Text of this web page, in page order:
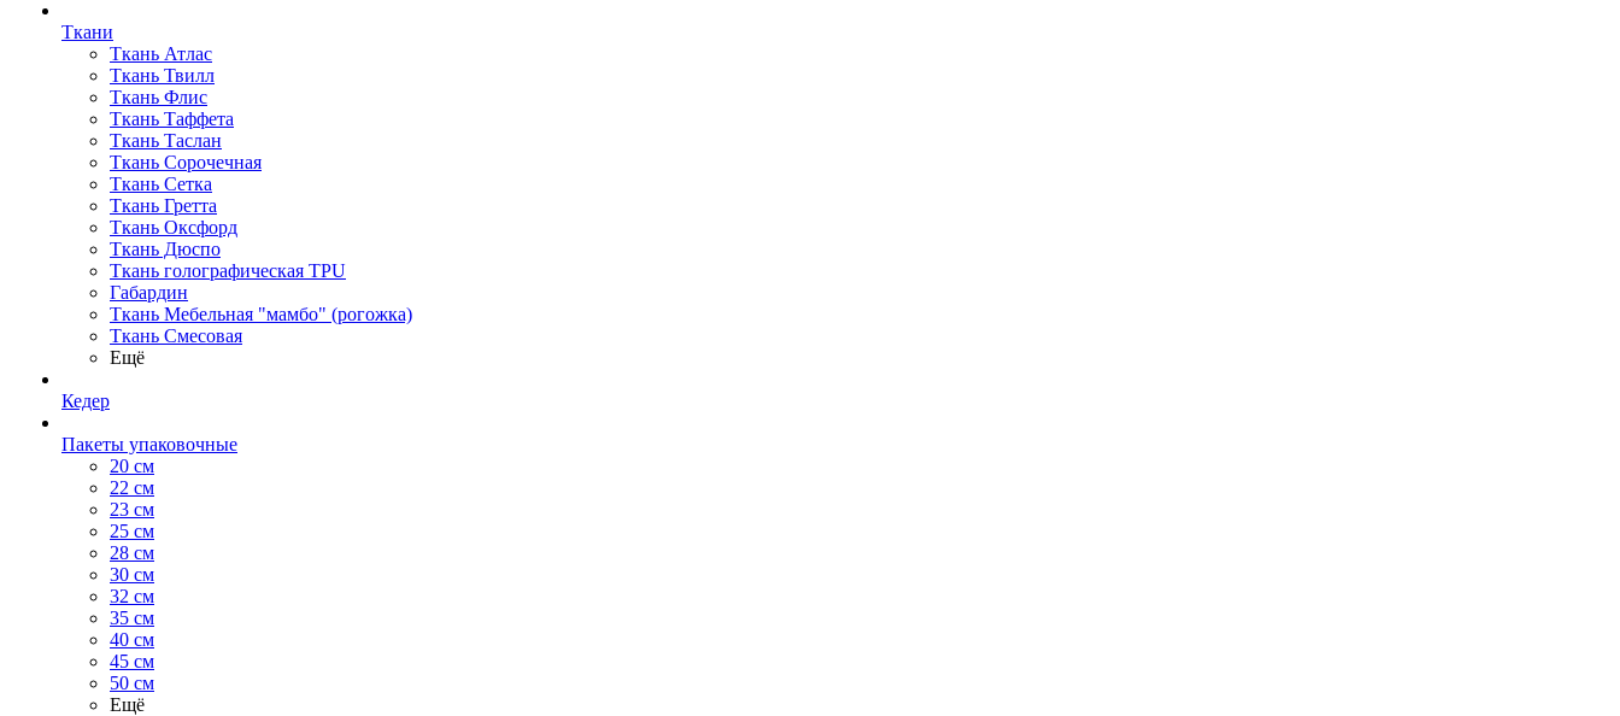
Ткани
Ткань Атлас
Ткань Твилл
Ткань Флис
Ткань Таффета
Ткань Таслан
Ткань Сорочечная
Ткань Сетка
Ткань Гретта
Ткань Оксфорд
Ткань Дюспо
Ткань голографическая TPU
Габардин
Ткань Мебельная "мамбо" (рогожка)
Ткань Смесовая
Ещё
Кедер
Пакеты упаковочные
20 см
22 см
23 см
25 см
28 см
30 см
32 см
35 см
40 см
45 см
50 см
Ещё